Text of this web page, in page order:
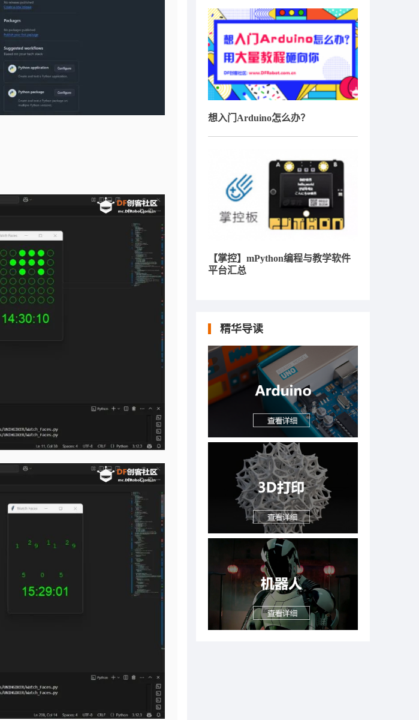
想入门Arduino怎么办？
【掌控】mPython编程与教学软件
平台汇总
精华导读